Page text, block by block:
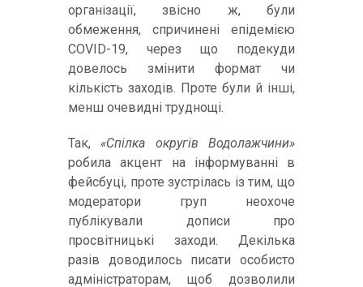
організації, звісно ж, були
обмеження, спричинені епідемією
COVID-19, через що подекуди
довелось змінити формат чи
кількість заходів. Проте були й інші,
менш очевидні труднощі.
Так, «Спілка округів Водолажчини»
робила акцент на інформуванні в
фейсбуці, проте зустрілась із тим, що
модератори груп неохоче
публікували дописи про
просвітницькі заходи. Декілька
разів доводилось писати особисто
адміністраторам, щоб дозволили